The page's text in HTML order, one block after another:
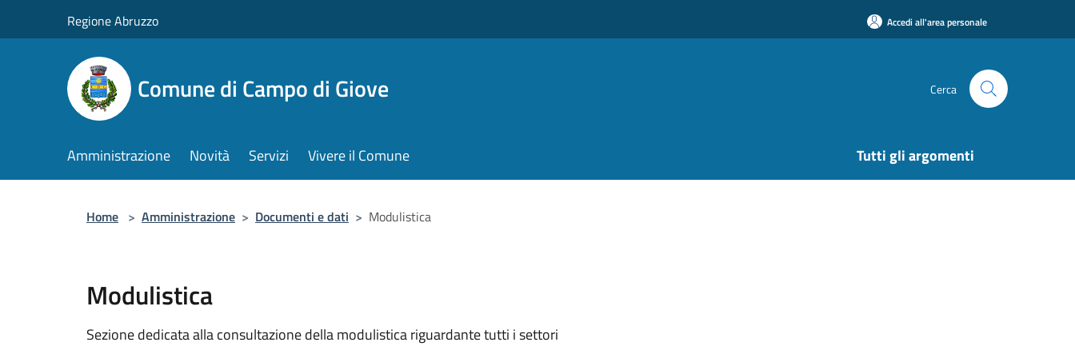
Regione Abruzzo Accedi all'area personale
Comune di Campo di Giove Cerca
Amministrazione Novità Servizi Vivere il Comune Tutti gli argomenti
Home > Amministrazione > Documenti e dati > Modulistica
Modulistica
Sezione dedicata alla consultazione della modulistica riguardante tutti i settori